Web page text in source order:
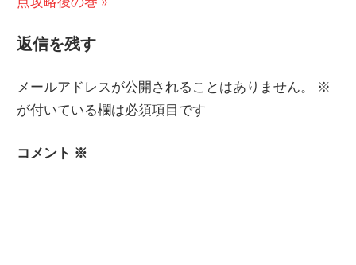
ビ
ゲ
ー
シ
ョ
事:
返信を残す
メールアドレスが公開されることはありません。
※
が付いている欄は必須項目です
コメント ※